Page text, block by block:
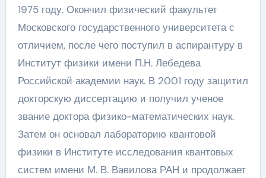
1975 году. Окончил физический факультет
Московского государственного университета с
отличием, после чего поступил в аспирантуру в
Институт физики имени П.Н. Лебедева
Российской академии наук. В 2001 году защитил
докторскую диссертацию и получил ученое
звание доктора физико-математических наук.
Затем он основал лабораторию квантовой
физики в Институте исследования квантовых
систем имени М. В. Вавилова РАН и продолжает